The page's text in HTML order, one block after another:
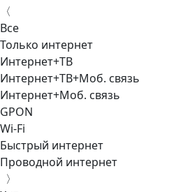
〈
Все
Только интернет
Интернет+ТВ
Интернет+ТВ+Моб. связь
Интернет+Моб. связь
GPON
Wi-Fi
Быстрый интернет
Проводной интернет
〉